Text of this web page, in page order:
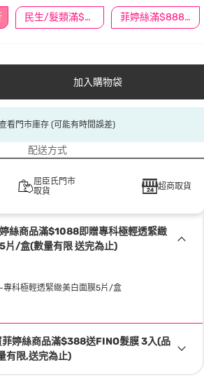
民生/髮類滿$388送舒潔冰巾 菲婷絲滿$888折$88
加入購物袋
看門市庫存 (可能有時間誤差)
配送方式
屈臣氏門市
取貨
超商取貨
絲商品滿$1088即贈專科極輕透緊緻
片/盒(數量有限 送完為止)
專科極輕透緊緻美白面膜5片/盒
婷絲商品滿$388送FINO髮膜 3入(品
有限,送完為止)